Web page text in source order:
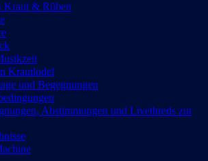
& Rüben
Krautlodel
und Begegnungen
Abstimmungen und Livethreds zur